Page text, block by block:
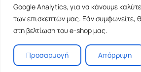
Google Analytics, για να κάνουμε
των επισκεπτών μας. Εάν συμφωνείτε,
στη βελτίωση του e-shop μας.
Προσαρμογή Απόρριψη
Copyright 2026 ©Εκδοτικός Οίκος
reserved.
Σόλωνος 98, 10680 Αθήνα | Τ:
E-shop and Premium Managed